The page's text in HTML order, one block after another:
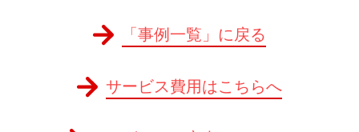
「事例一覧」に戻る
サービス費用はこちらへ